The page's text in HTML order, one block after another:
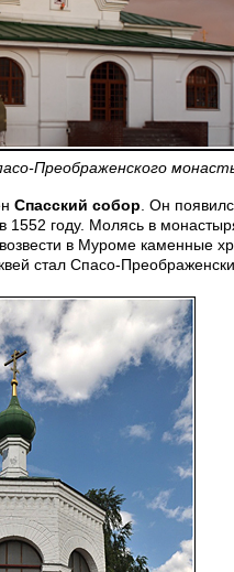
Преображенского
Спасский собор. Он
году. Молясь в
в Муроме каменные
стал Спасо-